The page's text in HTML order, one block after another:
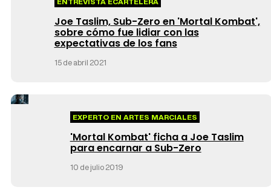
Joe Taslim, Sub-Zero en 'Mortal Kombat',
sobre cómo fue lidiar con las
expectativas de los fans
15 de abril 2021
EXPERTO EN ARTES MARCIALES
'Mortal Kombat' ficha a Joe Taslim
para encarnar a Sub-Zero
10 de julio 2019